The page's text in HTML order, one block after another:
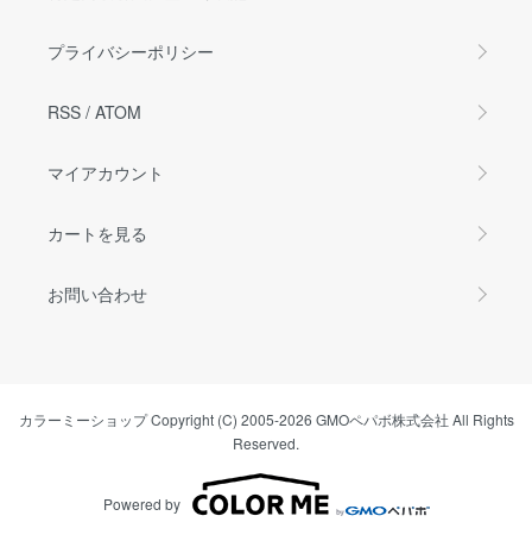
プライバシーポリシー
RSS / ATOM
マイアカウント
カートを見る
お問い合わせ
カラーミーショップCopyright (C) 2005-2026 GMOペパボ株式会社 All Rights
Reserved.
Powered by